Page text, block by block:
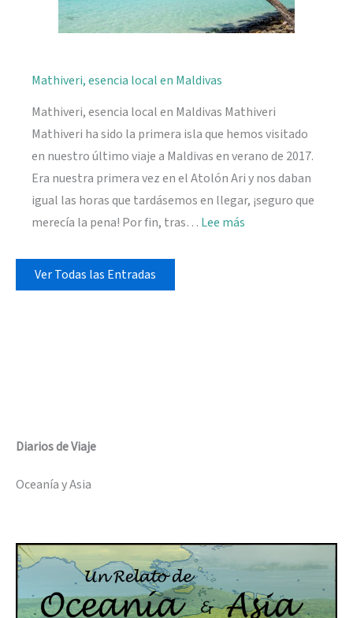
Mathiveri, esencia local en Maldivas
Mathiveri, esencia local en Maldivas Mathiveri
Mathiveri ha sido la primera isla que hemos visitado
en nuestro último viaje a Maldivas en verano de 2017.
Era nuestra primera vez en el Atolón Ari y nos daban
igual las horas que tardásemos en llegar, ¡seguro que
merecía la pena! Por fin, tras… Lee más
Ver Todas las Entradas
Diarios de Viaje
Oceanía y Asia